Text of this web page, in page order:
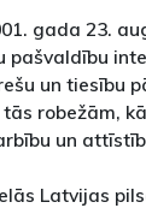
gada 23.
pašvaldību
un tiesību
robežām,
un
Latvijas